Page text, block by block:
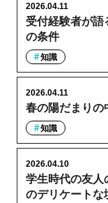
受付経験者が語
の条件
2026.04.11
知識
春の陽だまりの
2026.04.11
知識
学生時代の友人
のデリケートな
2026.04.10